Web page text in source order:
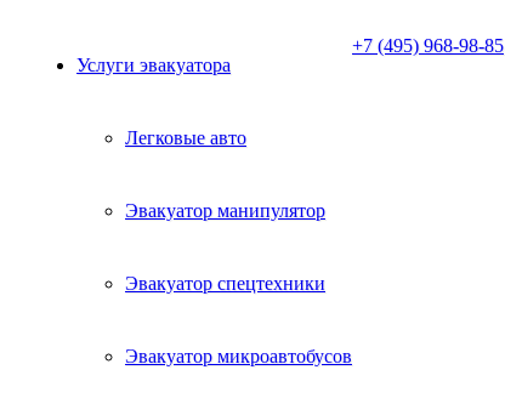
Услуги эвакуатора
Легковые авто
Эвакуатор манипулятор
Эвакуатор спецтехники
Эвакуатор микроавтобусов
+7 (495) 968-98-85